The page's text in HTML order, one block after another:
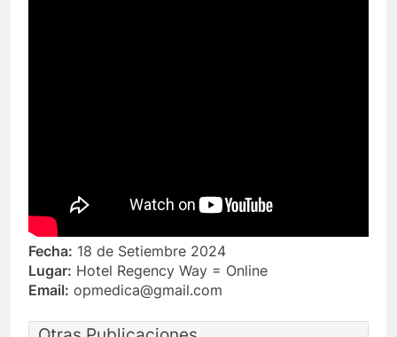
Fecha: 18 de Setiembre 2024
Lugar: Hotel Regency Way = Online
Email: opmedica@gmail.com